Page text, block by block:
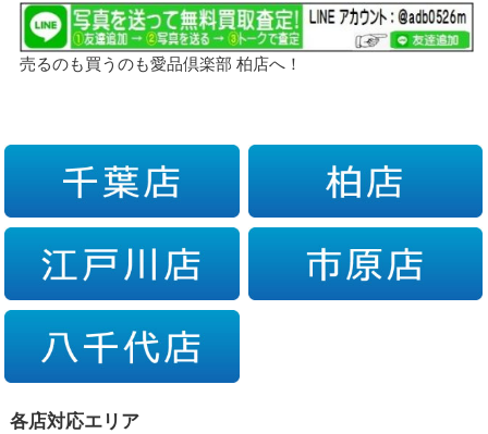
売るのも買うのも愛品倶楽部 柏店へ！
各店対応エリア